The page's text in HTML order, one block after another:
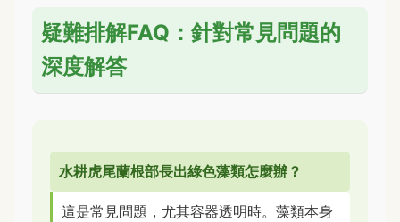
疑難排解FAQ：針對常見問題的
深度解答
水耕虎尾蘭根部長出綠色藻類怎麼辦？
這是常見問題，尤其容器透明時。藻類本身